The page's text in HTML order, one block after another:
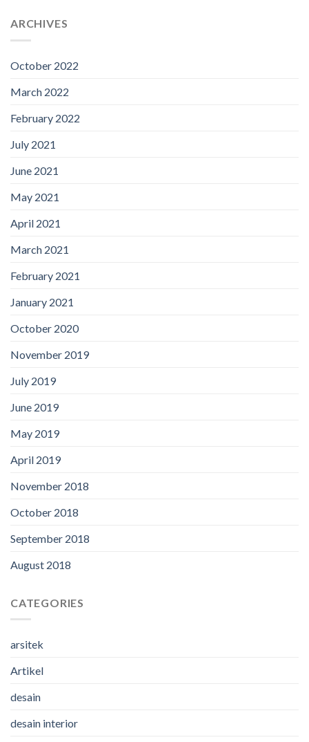
ARCHIVES
October 2022
March 2022
February 2022
July 2021
June 2021
May 2021
April 2021
March 2021
February 2021
January 2021
October 2020
November 2019
July 2019
June 2019
May 2019
April 2019
November 2018
October 2018
September 2018
August 2018
CATEGORIES
arsitek
Artikel
desain
desain interior